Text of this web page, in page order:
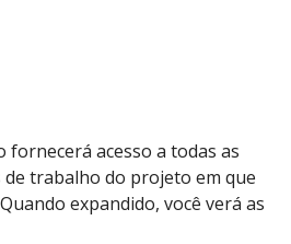
fornecerá acesso a todas as
trabalho do projeto em que
expandido, você verá as